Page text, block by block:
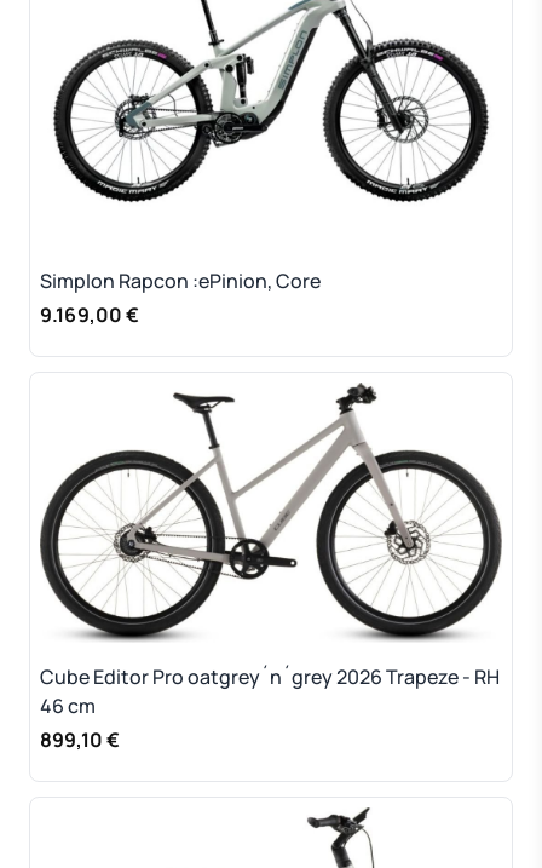
Simplon Rapcon :ePinion, Core
9.169,00 €
Cube Editor Pro oatgrey´n´grey 2026 Trapeze - RH
46 cm
899,10 €